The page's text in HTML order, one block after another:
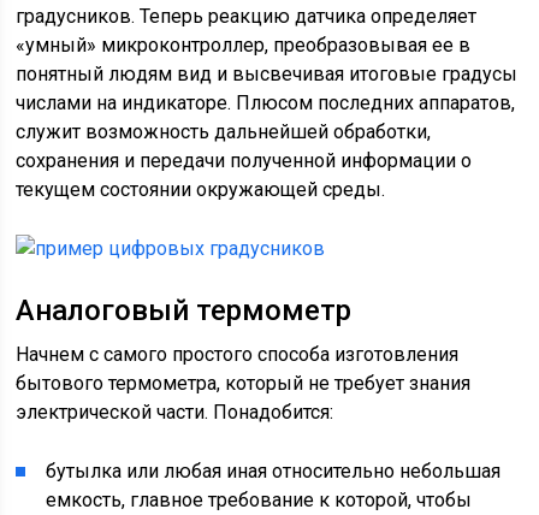
градусников. Теперь реакцию датчика определяет
«умный» микроконтроллер, преобразовывая ее в
понятный людям вид и высвечивая итоговые градусы
числами на индикаторе. Плюсом последних аппаратов,
служит возможность дальнейшей обработки,
сохранения и передачи полученной информации о
текущем состоянии окружающей среды.
Аналоговый термометр
Начнем с самого простого способа изготовления
бытового термометра, который не требует знания
электрической части. Понадобится:
бутылка или любая иная относительно небольшая
емкость, главное требование к которой, чтобы